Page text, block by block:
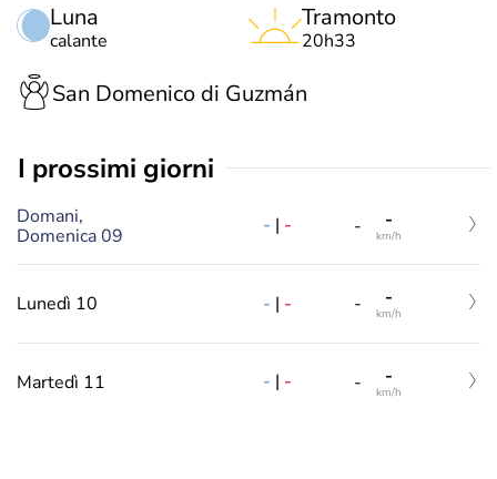
Luna
calante
Tramonto
20h33
San Domenico di Guzmán
i prossimi giorni
Domani,
Domenica 09
- | - - -
km/h
Lunedì 10 - | - - -
km/h
Martedì 11 - | - - -
km/h